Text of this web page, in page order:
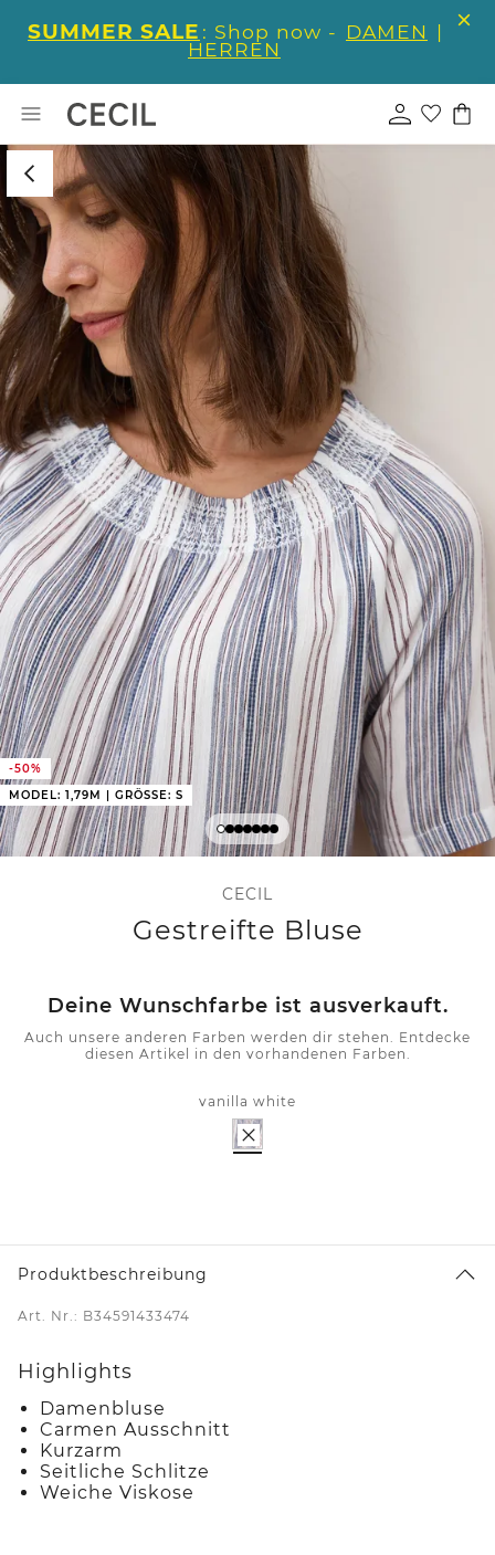
SUMMER SALE : Shop now - DAMEN |
HERREN
-50%
MODEL: 1,79M | GRÖSSE: S
CECIL
Gestreifte Bluse
Deine Wunschfarbe ist ausverkauft.
Auch unsere anderen Farben werden dir stehen. Entdecke
diesen Artikel in den vorhandenen Farben.
vanilla white
Produktbeschreibung
Art. Nr.: B34591433474
Highlights
Damenbluse
Carmen Ausschnitt
Kurzarm
Seitliche Schlitze
Weiche Viskose